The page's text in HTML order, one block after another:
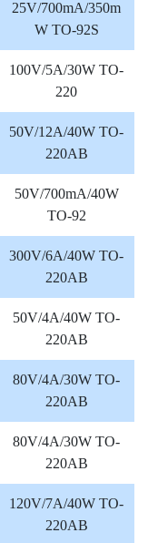
25V/700mA/350m
W TO-92S
100V/5A/30W TO-
220
50V/12A/40W TO-
220AB
50V/700mA/40W
TO-92
300V/6A/40W TO-
220AB
50V/4A/40W TO-
220AB
80V/4A/30W TO-
220AB
80V/4A/30W TO-
220AB
120V/7A/40W TO-
220AB